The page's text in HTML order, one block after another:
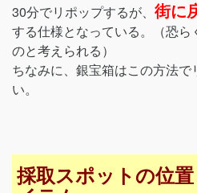
30分でリポップするが、 街に
する仕様となっている。（恐
のと考えられる）
ちなみに、銀宝箱はこの方法
い。
採取スポットの位